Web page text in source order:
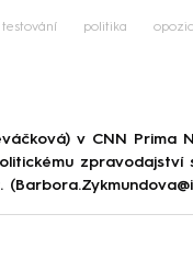
testování politika
v CNN Prima